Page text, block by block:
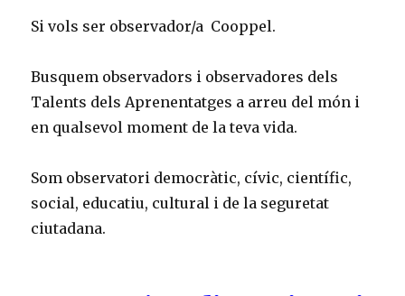
Si vols ser observador/a Cooppel.
Busquem observadors i observadores dels
Talents dels Aprenentatges a arreu del món i
en qualsevol moment de la teva vida.
Som observatori democràtic, cívic, científic,
social, educatiu, cultural i de la seguretat
ciutadana.